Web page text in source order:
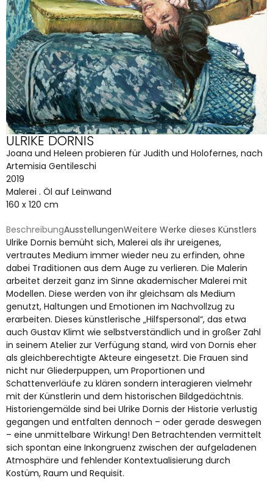
ULRIKE DORNIS
Joana und Heleen probieren für Judith und Holofernes, nach
Artemisia Gentileschi
2019
Malerei . Öl auf Leinwand
160 x 120 cm
BeschreibungAusstellungenWeitere Werke dieses Künstlers
Ulrike Dornis bemüht sich, Malerei als ihr ureigenes,
vertrautes Medium immer wieder neu zu erfinden, ohne
dabei Traditionen aus dem Auge zu verlieren. Die Malerin
arbeitet derzeit ganz im Sinne akademischer Malerei mit
Modellen. Diese werden von ihr gleichsam als Medium
genutzt, Haltungen und Emotionen im Nachvollzug zu
erarbeiten. Dieses künstlerische „Hilfspersonal“, das etwa
auch Gustav Klimt wie selbstverständlich und in großer Zahl
in seinem Atelier zur Verfügung stand, wird von Dornis eher
als gleichberechtigte Akteure eingesetzt. Die Frauen sind
nicht nur Gliederpuppen, um Proportionen und
Schattenverläufe zu klären sondern interagieren vielmehr
mit der Künstlerin und dem historischen Bildgedächtnis.
Historiengemälde sind bei Ulrike Dornis der Historie verlustig
gegangen und entfalten dennoch – oder gerade deswegen
– eine unmittelbare Wirkung! Den Betrachtenden vermittelt
sich spontan eine Inkongruenz zwischen der aufgeladenen
Atmosphäre und fehlender Kontextualisierung durch
Kostüm, Raum und Requisit.